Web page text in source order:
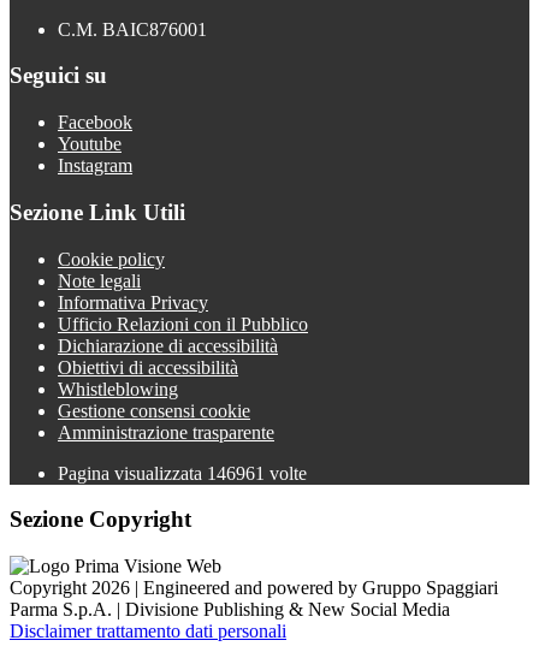
C.M. BAIC876001
Seguici su
Facebook
Youtube
Instagram
Sezione Link Utili
Cookie policy
Note legali
Informativa Privacy
Ufficio Relazioni con il Pubblico
Dichiarazione di accessibilità
Obiettivi di accessibilità
Whistleblowing
Gestione consensi cookie
Amministrazione trasparente
Pagina visualizzata 146961 volte
Sezione Copyright
Copyright 2026 | Engineered and powered by Gruppo Spaggiari
Parma S.p.A. | Divisione Publishing & New Social Media
Disclaimer trattamento dati personali